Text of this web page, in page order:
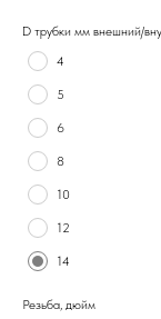
D трубки мм внешний/
4
5
6
8
10
12
14
Резьба, дюйм